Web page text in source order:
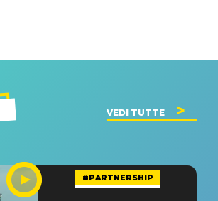
VEDI TUTTE
#PARTNERSHIP